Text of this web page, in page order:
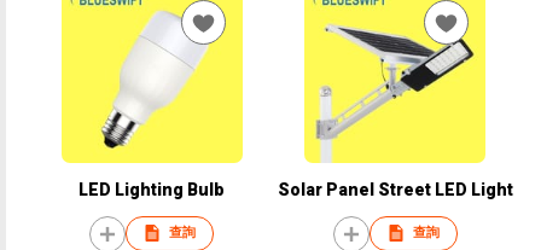
LED Lighting Bulb
查詢
Solar Panel Street LED Light
查詢